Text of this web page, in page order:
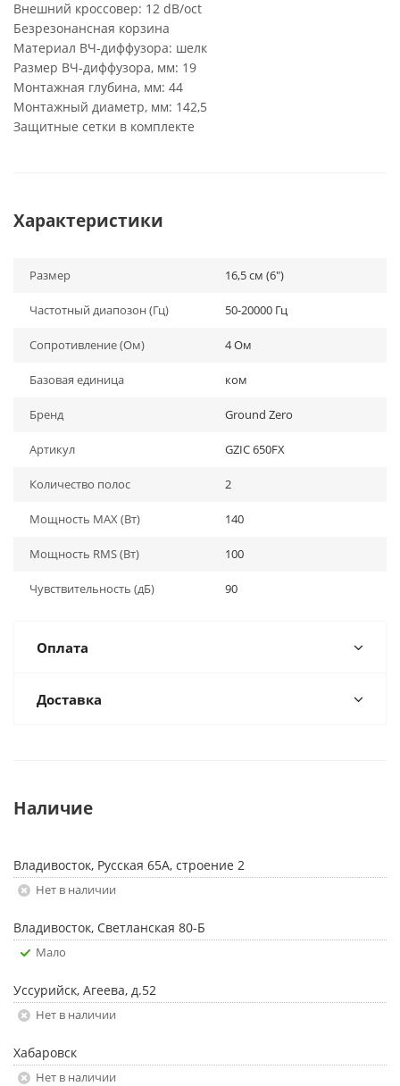
Внешний кроссовер: 12 dB/oct
Безрезонансная корзина
Материал ВЧ-диффузора: шелк
Размер ВЧ-диффузора, мм: 19
Монтажная глубина, мм: 44
Монтажный диаметр, мм: 142,5
Защитные сетки в комплекте
Характеристики
Размер 16,5 см (6")
Частотный диапозон (Гц) 50-20000 Гц
Сопротивление (Ом) 4 Ом
Базовая единица ком
Бренд Ground Zero
Артикул GZIC 650FX
Количество полос 2
Мощность MAX (Вт) 140
Мощность RMS (Вт) 100
Чувствительность (дБ) 90
Оплата
Доставка
Наличие
Владивосток, Русская 65А, строение 2
Нет в наличии
Владивосток, Светланская 80-Б
Мало
Уссурийск, Агеева, д.52
Нет в наличии
Хабаровск
Нет в наличии